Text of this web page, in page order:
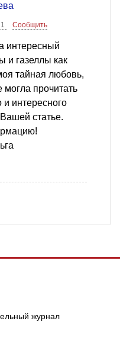
Сообщить
интересный
и газеллы как
тайная любовь,
могла прочитать
и интересного
статье.
журнал